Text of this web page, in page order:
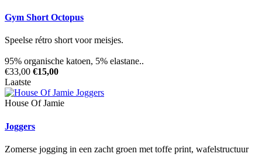
Gym Short Octopus
Speelse rétro short voor meisjes.
95% organische katoen, 5% elastane..
€33,00 €15,00
Laatste
House Of Jamie
Joggers
Zomerse jogging in een zacht groen met toffe print, wafelstructuur